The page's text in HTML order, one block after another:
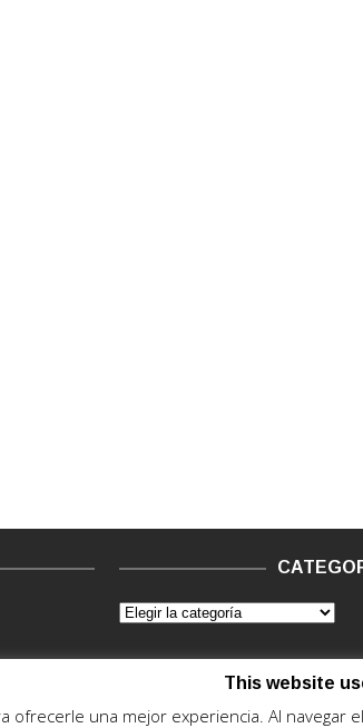
This website
ofrecerle una mejor experiencia. Al navegar